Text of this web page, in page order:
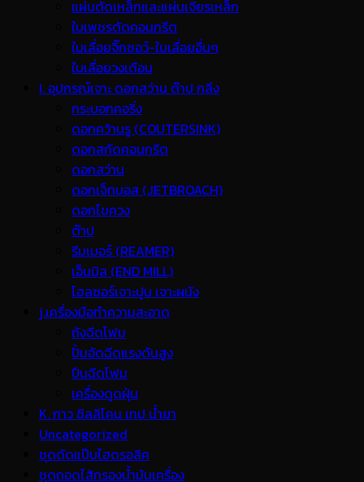
แผ่นตัดเหล็กและแผ่นเจียรเหล็ก
ใบเพชรตัดคอนกรีต
ใบเลื่อยจิ๊กซอว์-ใบเลื่อยอื่นๆ
ใบเลื่อยวงเดือน
I. อุปกรณ์เจาะ ดอกสว่าน ต๊าป กลึง
กระบอกคอริ่ง
ดอกคว้านรู (COUTERSINK)
ดอกสกัดคอนกรีต
ดอกสว่าน
ดอกเจ็ทบอส (JETBROACH)
ดอกไขควง
ต๊าป
รีมเมอร์ (REAMER)
เอ็นมิล (END MILL)
โฮลซอร์เจาะปูน เจาะผนัง
j.เครื่องมือทำความสะอาด
ถังฉีดโฟม
ปั้มอัดฉีดแรงดันสูง
ปืนฉีดโฟม
เครื่องดูดฝุ่น
K. กาว ซิลลิโคน เทป น้ำยา
Uncategorized
ชุดดัดแป๊บไฮดรอลิค
ชุดถอดไส้กรองน้ำมันเครื่อง